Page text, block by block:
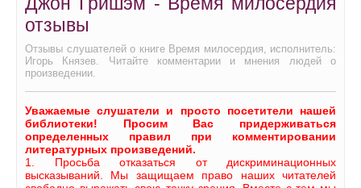
отзывы
Отзывы слушателей о книге Время милосердия, исполнитель:
Игорь Князев. Читайте комментарии и мнения людей о
произведении.
Уважаемые слушатели и просто посетители нашей
библиотеки! Просим Вас придерживаться
определенных правил при комментировании
литературных произведений.
1. Просьба отказаться от дискриминационных
высказываний. Мы защищаем право наших читателей